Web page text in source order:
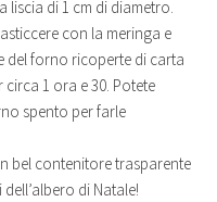
liscia di 1 cm di diametro.
con la meringa e
del forno ricoperte di carta
1 ora e 30. Potete
spento per farle
bel contenitore trasparente
di Natale!